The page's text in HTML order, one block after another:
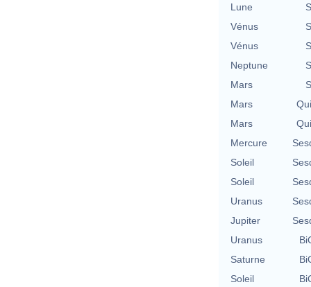
Lune
Vénus
Vénus
Neptune
Mars
Mars
Mars
Mercure
Soleil
Soleil
Uranus
Jupiter
Uranus
Saturne
Soleil